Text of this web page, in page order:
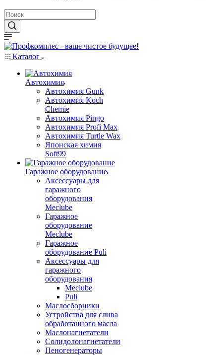
Каталог
Автохимия
Автохимия Gunk
Автохимия Koch
Chemie
Автохимия Pingo
Автохимия Profi Max
Автохимия Turtle Wax
Японская химия
Soft99
Гаражное оборудование
Аксессуары для
гаражного
оборудования
Meclube
Гаражное
оборудование
Meclube
Гаражное
оборудование Puli
Аксессуары для
гаражного
оборудования
Meclube
Puli
Маслосборники
Устройства для слива
обработанного масла
Маслонагнетатели
Солидолонагнетатели
Пеногенераторы